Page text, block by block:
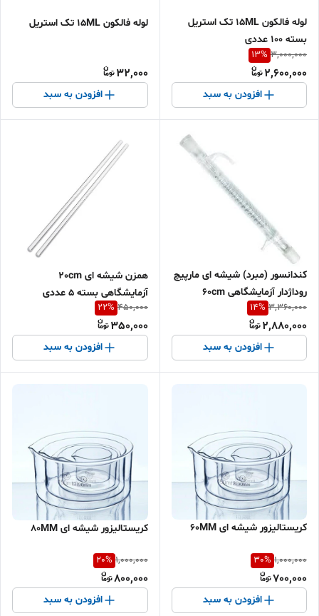
لوله فالکون 15ML تک استریل
بسته 100 عددی
3,000,000
13%
2,600,000
افزودن به سبد
لوله فالکون 15ML تک استریل
32,000
افزودن به سبد
کندانسور (مبرد) شیشه ای مارپیچ
روداژدار آزمایشگاهی 60cm
3,360,000
14%
2,880,000
افزودن به سبد
همزن شیشه ای 20cm
آزمایشگاهی بسته 5 عددی
450,000
22%
350,000
افزودن به سبد
کریستالیزور شیشه ای 60MM
1,000,000
30%
700,000
افزودن به سبد
کریستالیزور شیشه ای 80MM
1,000,000
20%
800,000
افزودن به سبد